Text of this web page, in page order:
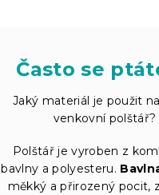
Často se
Jaký materiál je použit
venkovní polštář?
Polštář je vyroben z
bavlny a polyesteru.
měkký a přirozený pocit,